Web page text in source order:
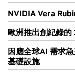
NVIDIA Vera
歐洲推出創紀錄
因應全球AI 需求
基礎設施